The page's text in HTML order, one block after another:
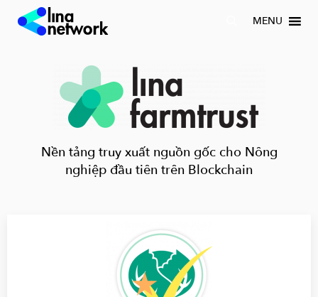
MENU
Nền tảng truy xuất nguồn gốc cho Nông
nghiệp đầu tiên trên Blockchain